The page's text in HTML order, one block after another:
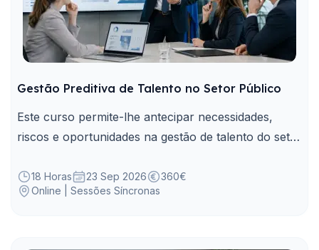
Gestão Preditiva de Talento no Setor Público
Este curso permite-lhe antecipar necessidades,
riscos e oportunidades na gestão de talento do setor
18 Horas 23 Sep 2026
360€
Online | Sessões Síncronas